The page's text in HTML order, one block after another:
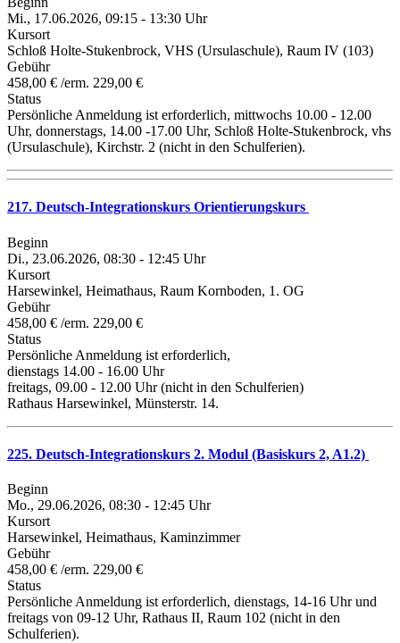
Mi., 17.06.2026, 09:15 - 13:30 Uhr
Kursort
Schloß Holte-Stukenbrock, VHS (Ursulaschule), Raum IV (103)
Gebühr
458,00 € /erm. 229,00 €
Status
Persönliche Anmeldung ist erforderlich, mittwochs 10.00 - 12.00
Uhr, donnerstags, 14.00 -17.00 Uhr, Schloß Holte-Stukenbrock, vhs
(Ursulaschule), Kirchstr. 2 (nicht in den Schulferien).
217. Deutsch-Integrationskurs Orientierungskurs
Beginn
Di., 23.06.2026, 08:30 - 12:45 Uhr
Kursort
Harsewinkel, Heimathaus, Raum Kornboden, 1. OG
Gebühr
458,00 € /erm. 229,00 €
Status
Persönliche Anmeldung ist erforderlich,
dienstags 14.00 - 16.00 Uhr
freitags, 09.00 - 12.00 Uhr (nicht in den Schulferien)
Rathaus Harsewinkel, Münsterstr. 14.
225. Deutsch-Integrationskurs 2. Modul (Basiskurs 2, A1.2)
Beginn
Mo., 29.06.2026, 08:30 - 12:45 Uhr
Kursort
Harsewinkel, Heimathaus, Kaminzimmer
Gebühr
458,00 € /erm. 229,00 €
Status
Persönliche Anmeldung ist erforderlich, dienstags, 14-16 Uhr und
freitags von 09-12 Uhr, Rathaus II, Raum 102 (nicht in den
Schulferien).